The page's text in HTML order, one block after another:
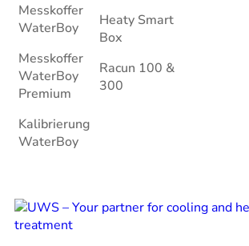
Messkoffer
WaterBoy
Messkoffer
WaterBoy
Premium
Kalibrierung
WaterBoy
Heaty Smart
Box
Racun 100 &
300